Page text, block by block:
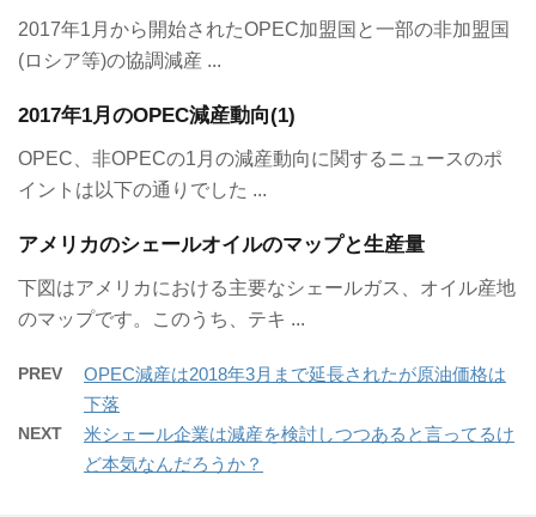
2017年1月から開始されたOPEC加盟国と一部の非加盟国
(ロシア等)の協調減産 ...
2017年1月のOPEC減産動向(1)
OPEC、非OPECの1月の減産動向に関するニュースのポ
イントは以下の通りでした ...
アメリカのシェールオイルのマップと生産量
下図はアメリカにおける主要なシェールガス、オイル産地
のマップです。このうち、テキ ...
PREV
OPEC減産は2018年3月まで延長されたが原油価格は
下落
NEXT
米シェール企業は減産を検討しつつあると言ってるけ
ど本気なんだろうか？